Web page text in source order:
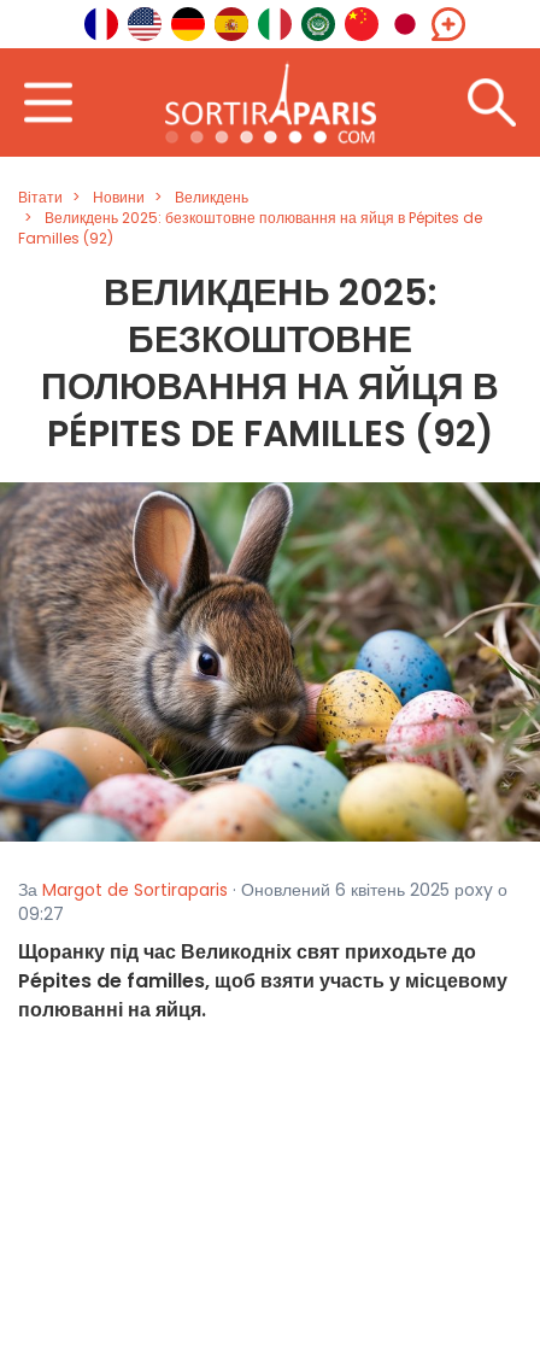
Вітати Новини
Великдень
Великдень 2025: безкоштовне полювання на яйця в Pépites de
Familles (92)
ВЕЛИКДЕНЬ 2025:
БЕЗКОШТОВНЕ
ПОЛЮВАННЯ НА ЯЙЦЯ В
PÉPITES DE FAMILLES (92)
За Margot de Sortiraparis · Оновлений 6 квітень 2025 рoxy о
09:27
Щоранку під час Великодніх свят приходьте до
Pépites de familles, щоб взяти участь у місцевому
полюванні на яйця.